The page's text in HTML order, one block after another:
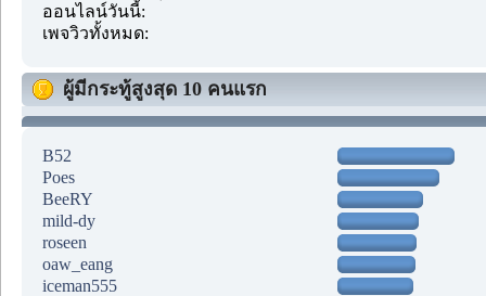
ออนไลน์วันนี้:
เพจวิวทั้งหมด:
ผู้มีกระทู้สูงสุด 10 คนแรก
B52
Poes
BeeRY
mild-dy
roseen
oaw_eang
iceman555